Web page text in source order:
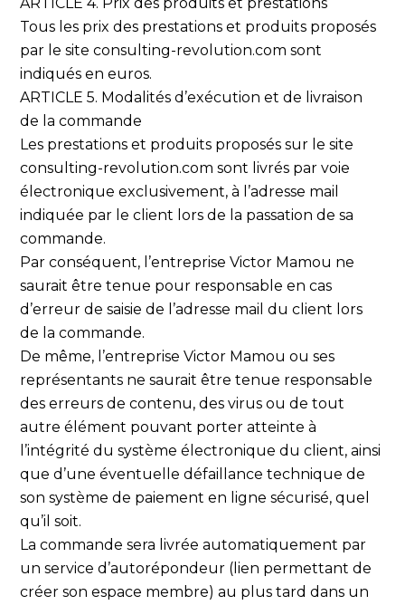
Tous les prix des prestations et produits proposés
par le site consulting-revolution.com sont
indiqués en euros.
ARTICLE 5. Modalités d’exécution et de livraison
de la commande
Les prestations et produits proposés sur le site
consulting-revolution.com sont livrés par voie
électronique exclusivement, à l’adresse mail
indiquée par le client lors de la passation de sa
commande.
Par conséquent, l’entreprise Victor Mamou ne
saurait être tenue pour responsable en cas
d’erreur de saisie de l’adresse mail du client lors
de la commande.
De même, l’entreprise Victor Mamou ou ses
représentants ne saurait être tenue responsable
des erreurs de contenu, des virus ou de tout
autre élément pouvant porter atteinte à
l’intégrité du système électronique du client, ainsi
que d’une éventuelle défaillance technique de
son système de paiement en ligne sécurisé, quel
qu’il soit.
La commande sera livrée automatiquement par
un service d’autorépondeur (lien permettant de
créer son espace membre) au plus tard dans un